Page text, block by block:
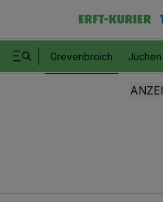
Grevenbroich Jüchen